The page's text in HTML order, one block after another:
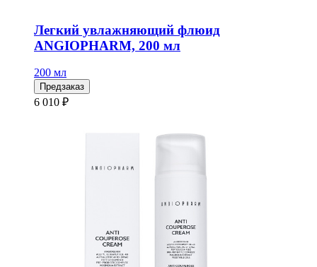
Легкий увлажняющий флюид
ANGIOPHARM, 200 мл
200 мл
Предзаказ
6 010 ₽